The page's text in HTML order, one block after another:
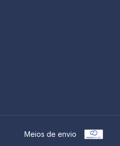
Meios de envio